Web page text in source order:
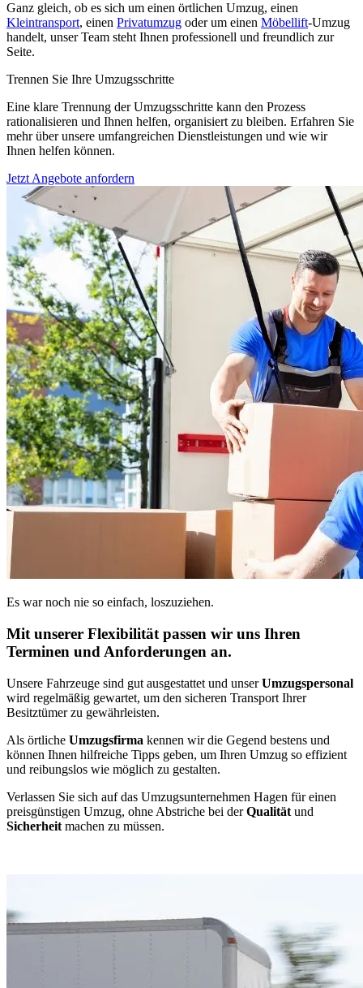
Ganz gleich, ob es sich um einen örtlichen Umzug, einen
Kleintransport, einen Privatumzug oder um einen Möbellift-Umzug
handelt, unser Team steht Ihnen professionell und freundlich zur
Seite.
Trennen Sie Ihre Umzugsschritte
Eine klare Trennung der Umzugsschritte kann den Prozess
rationalisieren und Ihnen helfen, organisiert zu bleiben. Erfahren Sie
mehr über unsere umfangreichen Dienstleistungen und wie wir
Ihnen helfen können.
Jetzt Angebote anfordern
Es war noch nie so einfach, loszuziehen.
Mit unserer Flexibilität passen wir uns Ihren
Terminen und Anforderungen an.
Unsere Fahrzeuge sind gut ausgestattet und unserUmzugspersonal
wird regelmäßig gewartet, um den sicheren Transport Ihrer
Besitztümer zu gewährleisten.
Als örtliche Umzugsfirma kennen wir die Gegend bestens und
können Ihnen hilfreiche Tipps geben, um Ihren Umzug so effizient
und reibungslos wie möglich zu gestalten.
Verlassen Sie sich auf das Umzugsunternehmen Hagen für einen
preisgünstigen Umzug, ohne Abstriche bei derQualität und
Sicherheit machen zu müssen.